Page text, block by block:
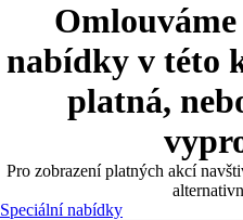
nabídky v této
platná,
Pro zobrazení platných akcí
Speciální nabídky